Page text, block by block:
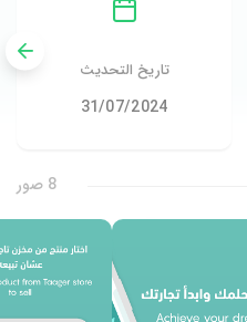
تاريخ التحديث
31/07/2024
8 صور